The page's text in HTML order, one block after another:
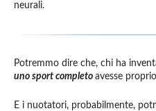
neurali.
Potremmo dire che, chi ha
uno sport completo avesse
E i nuotatori, probabilmente,